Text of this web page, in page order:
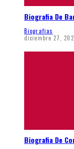
Biografia De
Biografias
diciembre 27,
Biografia De